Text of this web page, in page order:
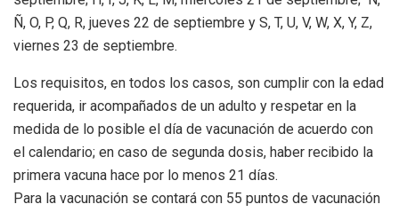
Ñ, O, P, Q, R, jueves 22 de septiembre y S, T, U, V, W, X, Y, Z,
viernes 23 de septiembre.
Los requisitos, en todos los casos, son cumplir con la edad
requerida, ir acompañados de un adulto y respetar en la
medida de lo posible el día de vacunación de acuerdo con
el calendario; en caso de segunda dosis, haber recibido la
primera vacuna hace por lo menos 21 días.
Para la vacunación se contará con 55 puntos de vacunación